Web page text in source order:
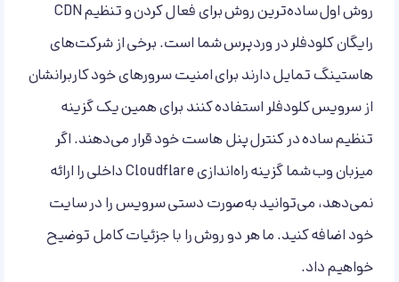
روش اول ساده‌ترین روش برای فعال کردن و تنظیم CDN
رایگان کلودفلر در وردپرس شما است. برخی از شرکت‌های
هاستینگ تمایل دارند برای امنیت سرورهای خود کاربرانشان
از سرویس کلودفلر استفاده کنند برای همین یک گزینه
تنظیم ساده در کنترل پنل هاست خود قرار می‌دهند. اگر
میزبان وب شما گزینه راه‌اندازی Cloudflare داخلی را ارائه
نمی‌دهد، می‌توانید به‌صورت دستی سرویس را در سایت
خود اضافه کنید. ما هر دو روش را با جزئیات کامل توضیح
خواهیم داد.